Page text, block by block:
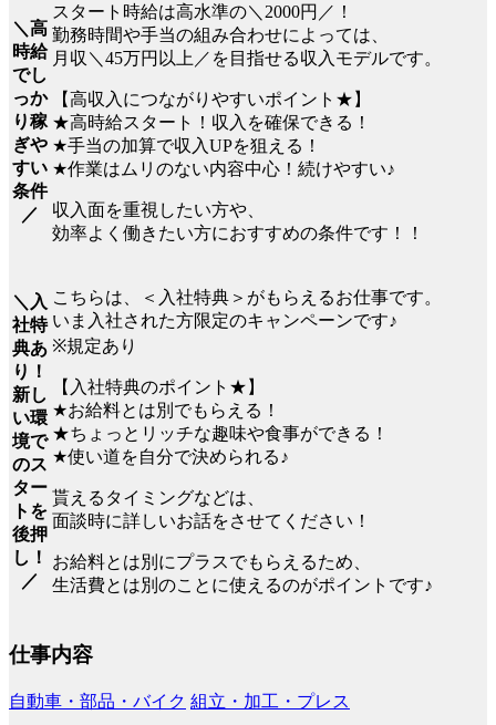
＼高
時給
でし
っか
り稼
ぎや
すい
条件
／
スタート時給は高水準の＼2000円／！
勤務時間や手当の組み合わせによっては、
月収＼45万円以上／を目指せる収入モデルです。
【高収入につながりやすいポイント★】
★高時給スタート！収入を確保できる！
★手当の加算で収入UPを狙える！
★作業はムリのない内容中心！続けやすい♪
収入面を重視したい方や、
効率よく働きたい方におすすめの条件です！！
＼入
社特
典あ
り！
新し
い環
境で
のス
ター
トを
後押
し！
／
こちらは、＜入社特典＞がもらえるお仕事です。
いま入社された方限定のキャンペーンです♪
※規定あり
【入社特典のポイント★】
★お給料とは別でもらえる！
★ちょっとリッチな趣味や食事ができる！
★使い道を自分で決められる♪
貰えるタイミングなどは、
面談時に詳しいお話をさせてください！
お給料とは別にプラスでもらえるため、
生活費とは別のことに使えるのがポイントです♪
仕事内容
自動車・部品・バイク 組立・加工・プレス